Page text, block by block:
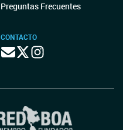
Preguntas Frecuentes
CONTACTO